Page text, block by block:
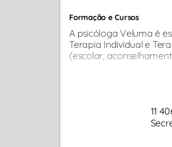
Formação e Cursos
A psicóloga Veluma é
Terapia Individual e
(escolar,
11